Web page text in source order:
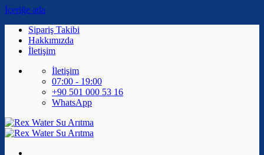
İçeriğe atla
Sipariş Takibi
Hakkımızda
İletişim
İletişim
07:00 - 19:00
+90 501 000 53 16
WhatsApp